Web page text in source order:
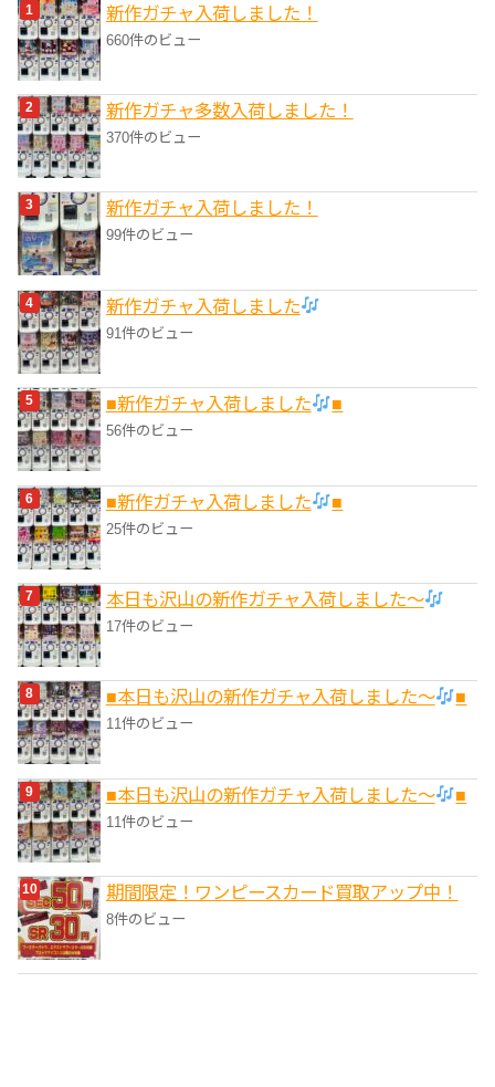
ー
新作ガチャ入荷しました！
660件のビュー
新作ガチャ多数入荷しました！
370件のビュー
新作ガチャ入荷しました！
99件のビュー
新作ガチャ入荷しました
91件のビュー
■新作ガチャ入荷しました ■
56件のビュー
■新作ガチャ入荷しました ■
25件のビュー
本日も沢山の新作ガチャ入荷しました〜
17件のビュー
■本日も沢山の新作ガチャ入荷しました〜 ■
11件のビュー
■本日も沢山の新作ガチャ入荷しました〜 ■
11件のビュー
期間限定！ワンピースカード買取アップ中！
8件のビュー